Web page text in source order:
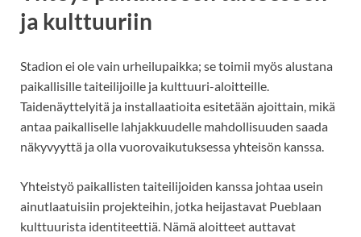
ja kulttuuriin
Stadion ei ole vain urheilupaikka; se toimii myös alustana
paikallisille taiteilijoille ja kulttuuri-aloitteille.
Taidenäyttelyitä ja installaatioita esitetään ajoittain, mikä
antaa paikalliselle lahjakkuudelle mahdollisuuden saada
näkyvyyttä ja olla vuorovaikutuksessa yhteisön kanssa.
Yhteistyö paikallisten taiteilijoiden kanssa johtaa usein
ainutlaatuisiin projekteihin, jotka heijastavat Pueblaan
kulttuurista identiteettiä. Nämä aloitteet auttavat